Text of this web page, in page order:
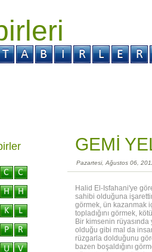
GEMİ
Pazartesi, Ağustos 06,
Halid El-Isfahani'ye
sahibi olduğuna
görmek, ün kazanmak
topladığını görmek,
Bir kimsenin
olduğu gibi mal da
rüzgarla dolduğunu
bazen boşaldığını